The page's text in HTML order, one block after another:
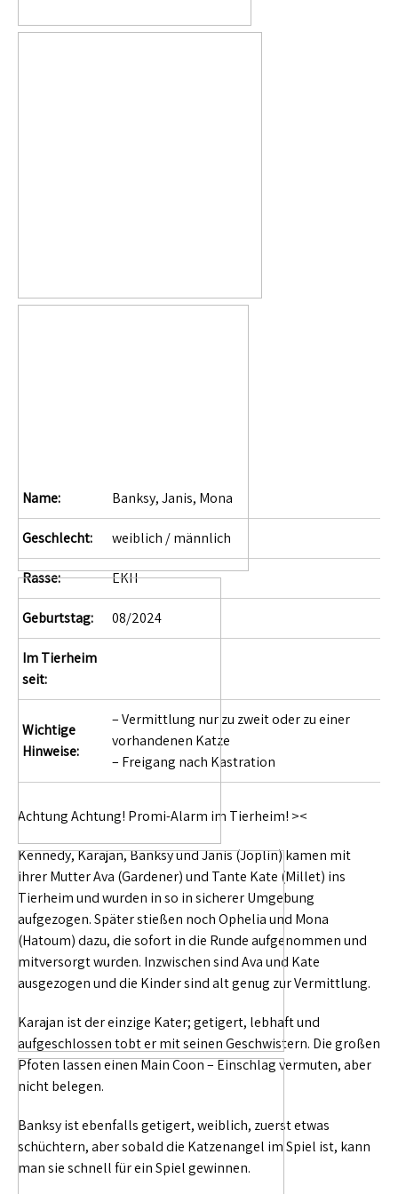
Name: Banksy, Janis, Mona
Geschlecht: weiblich / männlich
Rasse: EKH
Geburtstag: 08/2024
Im Tierheim
seit:
Wichtige
Hinweise:
– Vermittlung nur zu zweit oder zu einer
vorhandenen Katze
– Freigang nach Kastration
Achtung Achtung! Promi-Alarm im Tierheim! ><
Kennedy, Karajan, Banksy und Janis (Joplin) kamen mit
ihrer Mutter Ava (Gardener) und Tante Kate (Millet) ins
Tierheim und wurden in so in sicherer Umgebung
aufgezogen. Später stießen noch Ophelia und Mona
(Hatoum) dazu, die sofort in die Runde aufgenommen und
mitversorgt wurden. Inzwischen sind Ava und Kate
ausgezogen und die Kinder sind alt genug zur Vermittlung.
Karajan ist der einzige Kater; getigert, lebhaft und
aufgeschlossen tobt er mit seinen Geschwistern. Die großen
Pfoten lassen einen Main Coon – Einschlag vermuten, aber
nicht belegen.
Banksy ist ebenfalls getigert, weiblich, zuerst etwas
schüchtern, aber sobald die Katzenangel im Spiel ist, kann
man sie schnell für ein Spiel gewinnen.